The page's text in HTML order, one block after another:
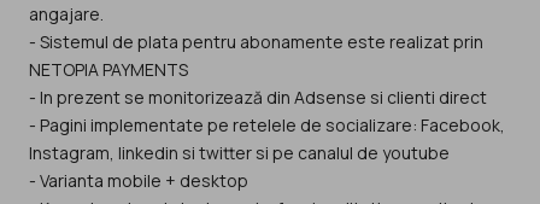
angajare.
- Sistemul de plata pentru abonamente este realizat prin
NETOPIA PAYMENTS
- In prezent se monitorizează din Adsense si clienti direct
- Pagini implementate pe retelele de socializare: Facebook,
Instagram, linkedin si twitter si pe canalul de youtube
- Varianta mobile + desktop